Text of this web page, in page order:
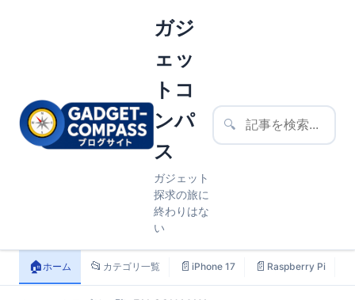
ガジ
ェッ
トコ
ンパ
ス
ガジェット
探求の旅に
終わりはな
い
🔍
🏠ホーム 📂 カテゴリ一覧 📄 iPhone 17 📄 Raspberry Pi